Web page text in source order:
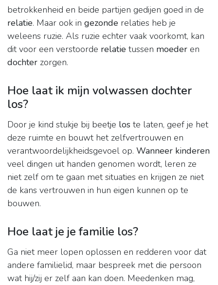
betrokkenheid en beide partijen gedijen goed in de
relatie. Maar ook in gezonde relaties heb je
weleens ruzie. Als ruzie echter vaak voorkomt, kan
dit voor een verstoorde relatie tussen moeder en
dochter zorgen.
Hoe laat ik mijn volwassen dochter
los?
Door je kind stukje bij beetje los te laten, geef je het
deze ruimte en bouwt het zelfvertrouwen en
verantwoordelijkheidsgevoel op. Wanneer kinderen
veel dingen uit handen genomen wordt, leren ze
niet zelf om te gaan met situaties en krijgen ze niet
de kans vertrouwen in hun eigen kunnen op te
bouwen.
Hoe laat je je familie los?
Ga niet meer lopen oplossen en redderen voor dat
andere familielid, maar bespreek met die persoon
wat hij/zij er zelf aan kan doen. Meedenken mag,